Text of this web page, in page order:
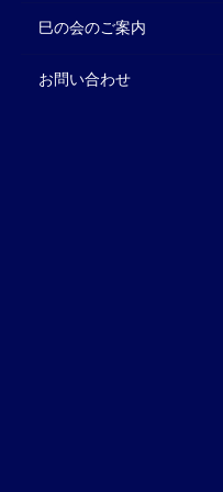
巳の会のご案内
お問い合わせ